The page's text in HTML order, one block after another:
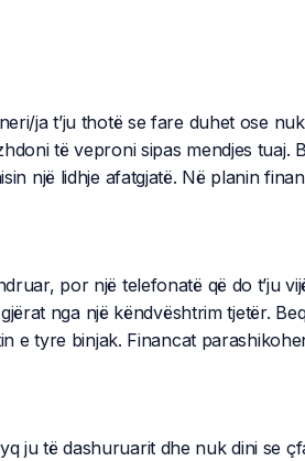
ja t’ju thotë se fare duhet ose
të veproni sipas mendjes
një lidhje afatgjatë. Në planin
por një telefonatë që do t’ju
nga një këndvështrim tjetër.
e tyre binjak. Financat
ju të dashuruarit dhe nuk dini se